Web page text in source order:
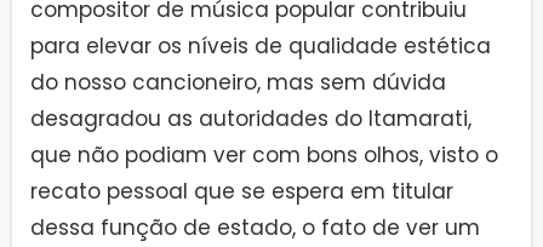
compositor de música popular contribuiu
para elevar os níveis de qualidade estética
do nosso cancioneiro, mas sem dúvida
desagradou as autoridades do Itamarati,
que não podiam ver com bons olhos, visto o
recato pessoal que se espera em titular
dessa função de estado, o fato de ver um